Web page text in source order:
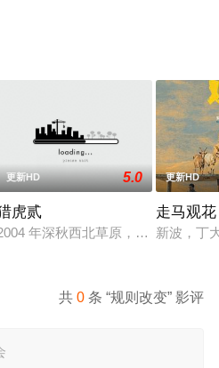
底色，在尊重历史真实性的前提
更新HD 5.0
虎贰
年深秋西北草原，假交警截停
更新HD
走马观花
新波，丁
共0 条 “规则改变” 影评